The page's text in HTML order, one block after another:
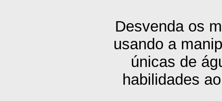
Desvenda os
usando a
únicas de
habilidades